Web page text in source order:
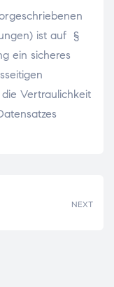
ist auf §
ein sicheres
Vertraulichkeit
NEXT